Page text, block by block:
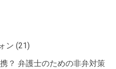
ン (21)
？ 弁護士のための非弁対策